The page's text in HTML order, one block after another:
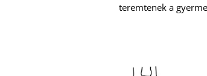
teremtenek a